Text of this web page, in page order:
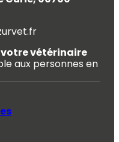
votre vétérinaire
aux personnes en